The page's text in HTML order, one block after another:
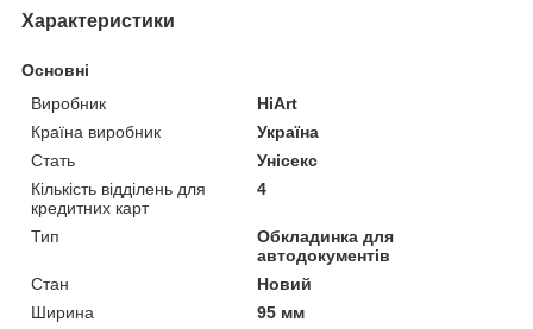
Характеристики
Основні
Виробник
HiArt
Країна виробник
Україна
Стать
Унісекс
Кількість відділень для
кредитних карт
4
Тип
Обкладинка для
автодокументів
Стан
Новий
Ширина
95 мм